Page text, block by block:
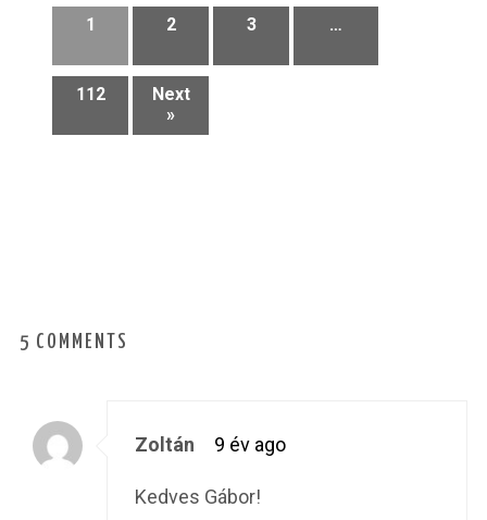
1 2 3 …
112
Next
»
5 COMMENTS
Zoltán 9 év ago
Kedves Gábor!